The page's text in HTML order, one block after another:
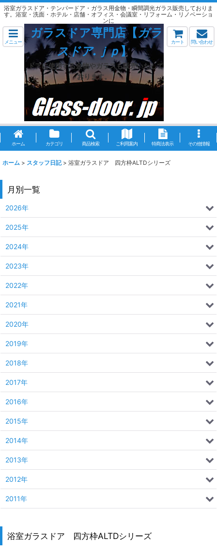
浴室ガラスドア・テンパードア・ガラス用金物・瞬間調光ガラス販売しておりま
す。浴室・洗面・ホテル・店舗・オフィス・会議室・リフォーム・リノベーショ
ンに
メニュー
ガラスドア専門店【ガラ
スドア.ｊｐ】
ドアに使用する金物やガラスも販売いたして
おります。
カート 問い合わせ
ホーム カテゴリ 商品検索 ご利用案内 特商法表示 その他情報
ホーム > スタッフ日記 > 浴室ガラスドア 四方枠ALTDシリーズ
浴室ガラスドア 四方枠ALTDシリーズ
月別一覧
2026年
2025年
2024年
2023年
2022年
2021年
2020年
2019年
2018年
2017年
2016年
2015年
2014年
2013年
2012年
2011年